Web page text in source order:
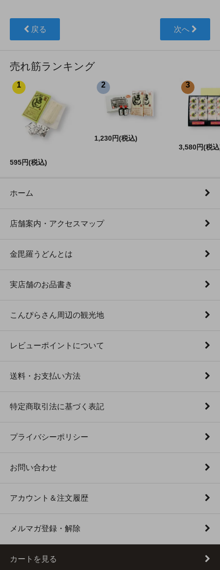
戻る 次へ
売れ筋ランキング
1
595円(税込)
2
1,230円(税込)
3
3,580円(税
ホーム
店舗案内・アクセスマップ
金毘羅うどんとは
実店舗のお品書き
こんぴらさん周辺の観光地
レビューポイントについて
送料・お支払い方法
特定商取引法に基づく表記
プライバシーポリシー
お問い合わせ
アカウント＆注文履歴
メルマガ登録・解除
カートを見る